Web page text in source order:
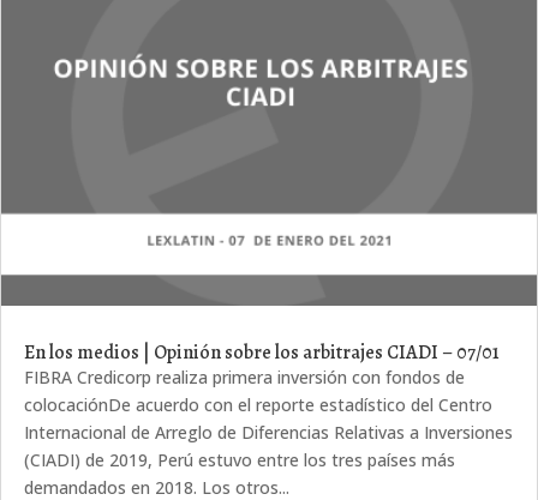
En los medios | Opinión sobre los arbitrajes CIADI – 07/01
FIBRA Credicorp realiza primera inversión con fondos de
colocaciónDe acuerdo con el reporte estadístico del Centro
Internacional de Arreglo de Diferencias Relativas a Inversiones
(CIADI) de 2019, Perú estuvo entre los tres países más
demandados en 2018. Los otros...